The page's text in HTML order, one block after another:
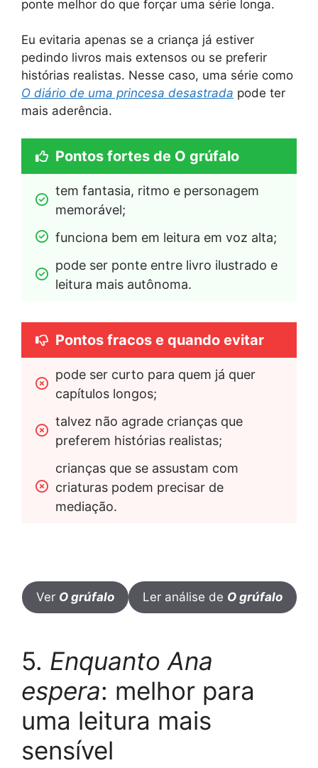
ponte melhor do que forçar uma série longa.
Eu evitaria apenas se a criança já estiver
pedindo livros mais extensos ou se preferir
histórias realistas. Nesse caso, uma série como
O diário de uma princesa desastrada pode ter
mais aderência.
Pontos fortes de O grúfalo
tem fantasia, ritmo e personagem
memorável;
funciona bem em leitura em voz alta;
pode ser ponte entre livro ilustrado e
leitura mais autônoma.
Pontos fracos e quando evitar
pode ser curto para quem já quer
capítulos longos;
talvez não agrade crianças que
preferem histórias realistas;
crianças que se assustam com
criaturas podem precisar de
mediação.
Ver O grúfalo Ler análise de O grúfalo
5. Enquanto Ana
espera: melhor para
uma leitura mais
sensível